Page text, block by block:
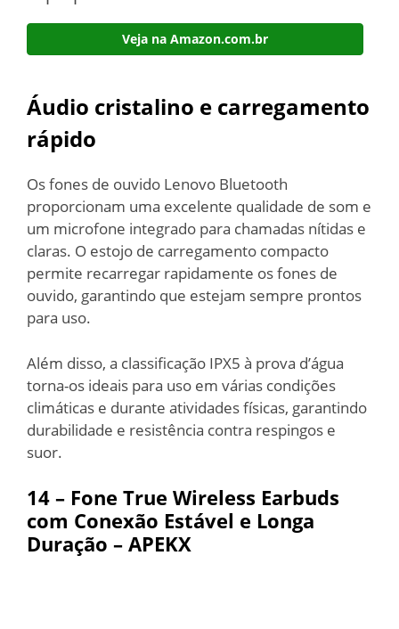
Veja na Amazon.com.br
Áudio cristalino e carregamento
rápido
Os fones de ouvido Lenovo Bluetooth
proporcionam uma excelente qualidade de som e
um microfone integrado para chamadas nítidas e
claras. O estojo de carregamento compacto
permite recarregar rapidamente os fones de
ouvido, garantindo que estejam sempre prontos
para uso.
Além disso, a classificação IPX5 à prova d’água
torna-os ideais para uso em várias condições
climáticas e durante atividades físicas, garantindo
durabilidade e resistência contra respingos e
suor.
14 – Fone True Wireless Earbuds
com Conexão Estável e Longa
Duração – APEKX